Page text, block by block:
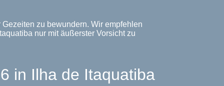
zu bewundern. Wir empfehlen
nur mit äußerster Vorsicht zu
in Ilha de Itaquatiba